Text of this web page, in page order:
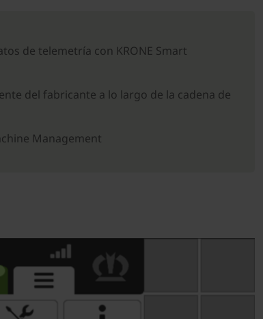
de telemetría con KRONE Smart
del fabricante a lo largo de la cadena de
Management